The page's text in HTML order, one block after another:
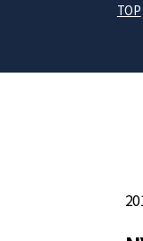
TOP